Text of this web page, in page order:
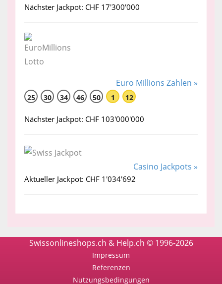
Nächster Jackpot: CHF 17'300'000
Euro Millions Zahlen »
25 30 34 46 50 1 12
Nächster Jackpot: CHF 103'000'000
Casino Jackpots »
Aktueller Jackpot: CHF 1'034'692
Swissonlineshops.ch & Help.ch © 1996-2026
Impressum
Referenzen
Nutzungsbedingungen